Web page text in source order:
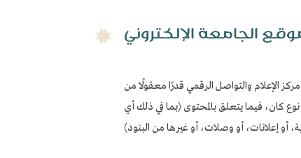
الجامعة الإلكتروني
الإعلام والتواصل الرقمي قدرًا معقولًا من
كان، فيما يتعلق بالمحتوى (بما في ذلك أي